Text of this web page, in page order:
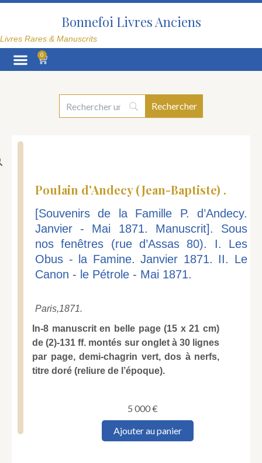
Aller
Bonnefoi Livres Anciens
Livres Rares & Manuscrits
0
Panier
Poulain d'Andecy (Jean-Baptiste) .
[Souvenirs de la Famille P. d’Andecy.
Janvier - Mai 1871. Manuscrit]. Sous
nos fenêtres (rue d’Assas 80). I. Les
Obus - la Famine. Janvier 1871. II. Le
Canon - le Pétrole - Mai 1871.
Paris,1871.
In-8 manuscrit en belle page (15 x 21 cm)
de (2)-131 ff. montés sur onglet à 30 lignes
par page, demi-chagrin vert, dos à nerfs,
titre doré (reliure de l’époque).
5 000€
quantitéAjouter au panier